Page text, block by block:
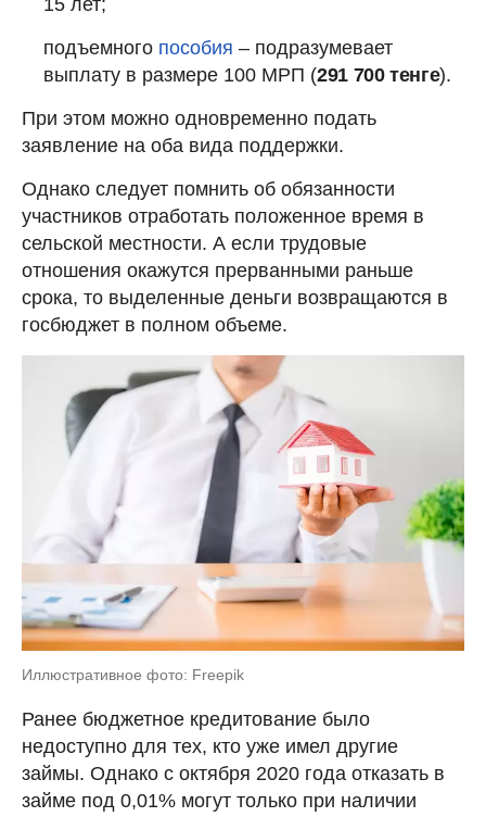
15 лет;
подъемного пособия – подразумевает
выплату в размере 100 МРП (291 700 тенге).
При этом можно одновременно подать
заявление на оба вида поддержки.
Однако следует помнить об обязанности
участников отработать положенное время в
сельской местности. А если трудовые
отношения окажутся прерванными раньше
срока, то выделенные деньги возвращаются в
госбюджет в полном объеме.
Иллюстративное фото: Freepik
Ранее бюджетное кредитование было
недоступно для тех, кто уже имел другие
займы. Однако с октября 2020 года отказать в
займе под 0,01% могут только при наличии